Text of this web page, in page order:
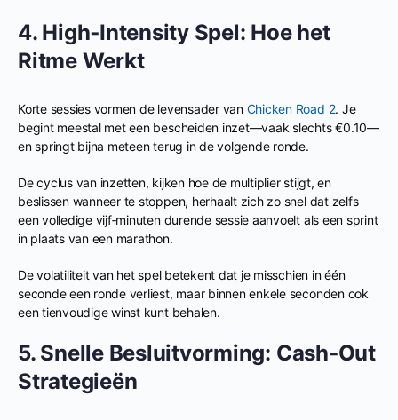
4. High‑Intensity Spel: Hoe het
Ritme Werkt
Korte sessies vormen de levensader van Chicken Road 2. Je
begint meestal met een bescheiden inzet—vaak slechts €0.10—
en springt bijna meteen terug in de volgende ronde.
De cyclus van inzetten, kijken hoe de multiplier stijgt, en
beslissen wanneer te stoppen, herhaalt zich zo snel dat zelfs
een volledige vijf‑minuten durende sessie aanvoelt als een sprint
in plaats van een marathon.
De volatiliteit van het spel betekent dat je misschien in één
seconde een ronde verliest, maar binnen enkele seconden ook
een tienvoudige winst kunt behalen.
5. Snelle Besluitvorming: Cash‑Out
Strategieën